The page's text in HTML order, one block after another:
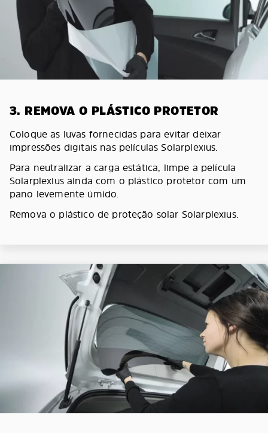
3. REMOVA O PLÁSTICO PROTETOR
Coloque as luvas fornecidas para evitar deixar
impressões digitais nas películas Solarplexius.
Para neutralizar a carga estática, limpe a película
Solarplexius ainda com o plástico protetor com um
pano levemente úmido.
Remova o plástico de proteção solar Solarplexius.